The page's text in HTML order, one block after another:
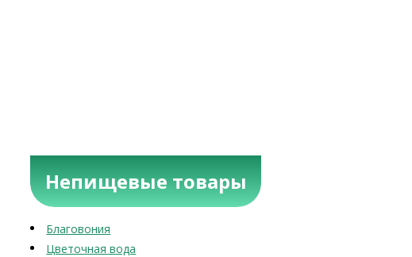
Непищевые товары
Благовония
Цветочная вода